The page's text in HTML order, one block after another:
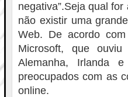
negativa”.Seja qual
não existir uma
Web. De acordo
Microsoft, que
Alemanha, Irlanda
preocupados com as
online.